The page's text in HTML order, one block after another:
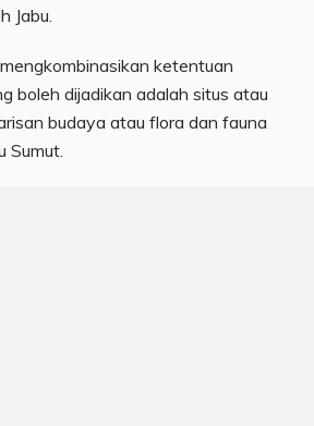
Jabu.
ketentuan
boleh dijadikan adalah situs atau
budaya atau flora dan fauna
Sumut.